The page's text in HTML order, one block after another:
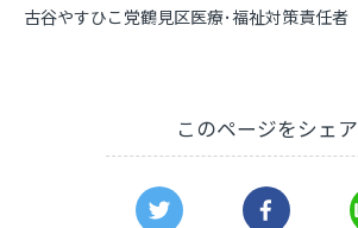
古谷やすひこ党鶴見区医療･福祉対策責任者
このページをシェア